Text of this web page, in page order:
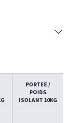
PORTEE /
POIDS
ISOLANT 10KG